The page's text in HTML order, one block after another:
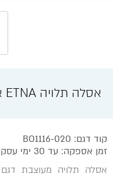
אסלה תלויה ETNA אנטרסייט מט
קוד דגם: BO1116-020
זמן אספקה: עד 30 ימי עסקים
אסלה תלויה מעוצבת דגם ETNA